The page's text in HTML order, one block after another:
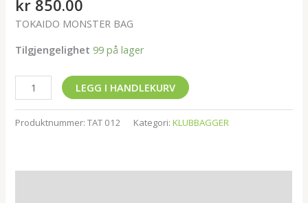
kr 850.00
TOKAIDO MONSTER BAG
Tilgjengelighet 99 på lager
LEGG I HANDLEKURV
Produktnummer:TAT 012 Kategori:KLUBBAGGER